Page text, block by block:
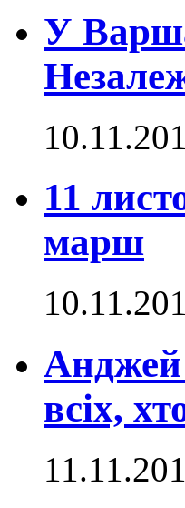
У
11
марш
Анджей
всіх,